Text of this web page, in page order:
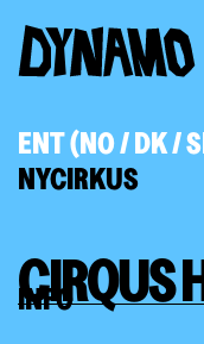
ENT (NO / DK /
NYCIRKUS
CIRQUS
INFO